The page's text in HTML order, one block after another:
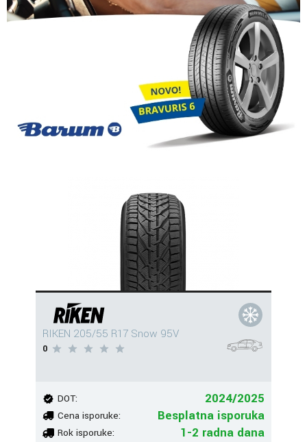
RIKEN 205/55 R17 Snow 95V
0
DOT: 2024/2025
Cena isporuke: Besplatna isporuka
Rok isporuke: 1-2 radna dana